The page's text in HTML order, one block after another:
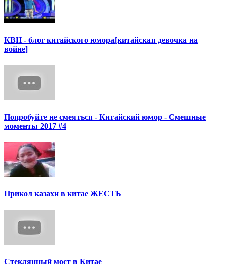
КВН - блог китайского юмора[китайская девочка на
войне]
Попробуйте не смеяться - Китайский юмор - Смешные
моменты 2017 #4
Прикол казахи в китае ЖЕСТЬ
Стеклянный мост в Китае